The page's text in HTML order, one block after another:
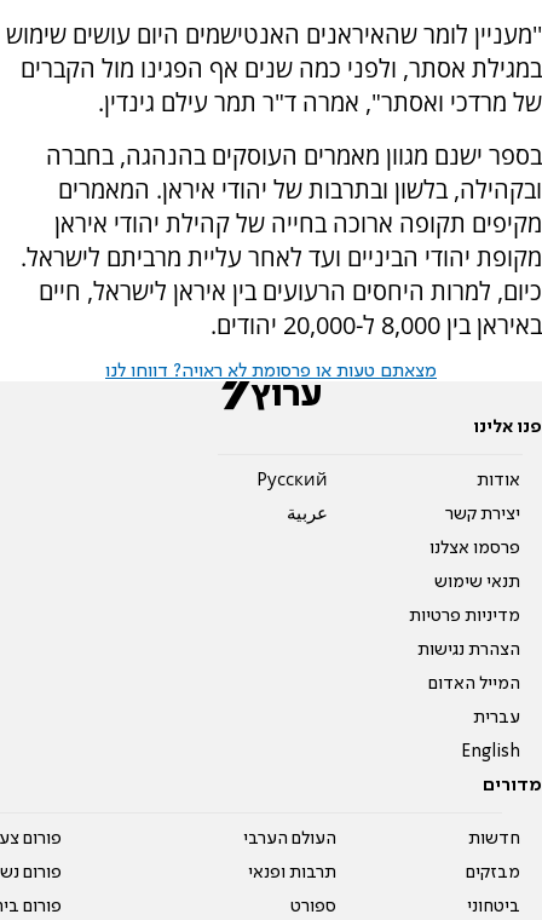
''מעניין לומר שהאיראנים האנטישמים היום עושים שימוש
במגילת אסתר, ולפני כמה שנים אף הפגינו מול הקברים
של מרדכי ואסתר", אמרה ד"ר תמר עילם גינדין.
בספר ישנם מגוון מאמרים העוסקים בהנהגה, בחברה
ובקהילה, בלשון ובתרבות של יהודי איראן. המאמרים
מקיפים תקופה ארוכה בחייה של קהילת יהודי איראן
מקופת יהודי הביניים ועד לאחר עליית מרביתם לישראל.
כיום, למרות היחסים הרעועים בין איראן לישראל, חיים
באיראן בין 8,000 ל-20,000 יהודים.
מצאתם טעות או פרסומת לא ראויה? דווחו לנו
פנו אלינו
אודות
יצירת קשר
פרסמו אצלנו
תנאי שימוש
מדיניות פרטיות
הצהרת נגישות
המייל האדום
עברית
English
Pусский
عربية
מדורים
חדשות
מבזקים
ביטחוני
העולם הערבי
תרבות ופנאי
ספורט
פורום
פורום
פורום